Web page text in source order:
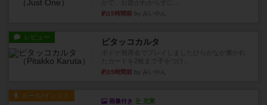
約15時間前 by みいやん
レビュー ピタッコカルタ
ボドゲ相席会でプレイしましたひらがなが書かれ
約15時間前 by みいやん
ルール/インスト
画像付き 充実